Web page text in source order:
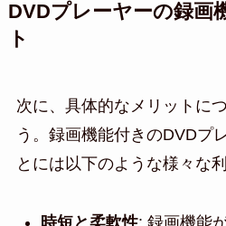
DVDプレーヤーの録画
ト
次に、具体的なメリットに
う。録画機能付きのDVDプ
とには以下のような様々な
時短と柔軟性: 録画機能